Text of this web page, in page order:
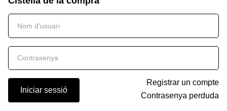
Iniciar sessió
Registrar un compte
Contrasenya perduda